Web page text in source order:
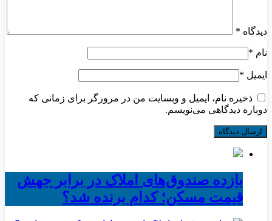
دیدگاه *
نام *
ایمیل *
ذخیره نام، ایمیل و وبسایت من در مرورگر برای زمانی که
دوباره دیدگاهی می‌نویسم.
بازده صندوق‌های املاک در برابر جهش
قیمت مسکن؛ کدام برنده شد؟